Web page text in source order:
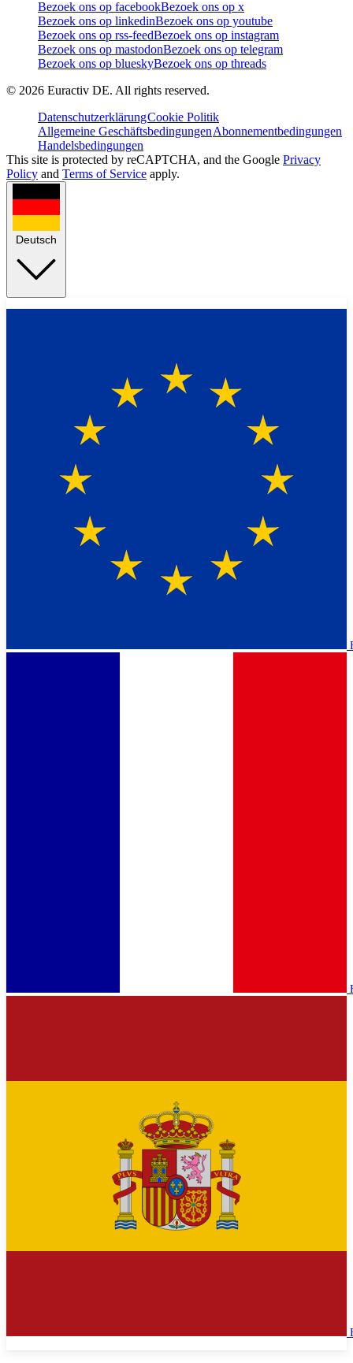
Bezoek ons op facebookBezoek ons op x
Bezoek ons op linkedinBezoek ons op youtube
Bezoek ons op rss-feedBezoek ons op instagram
Bezoek ons op mastodonBezoek ons op telegram
Bezoek ons op blueskyBezoek ons op threads
© 2026 Euractiv DE. All rights reserved.
DatenschutzerklärungCookie Politik
Allgemeine GeschäftsbedingungenAbonnementbedingungen
Handelsbedingungen
This site is protected by reCAPTCHA, and the Google Privacy
Policy and Terms of Service apply.
Deutsch